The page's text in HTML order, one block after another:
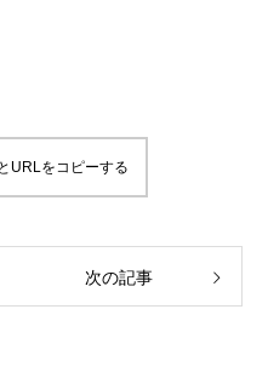
URLをコピーする
次の記事